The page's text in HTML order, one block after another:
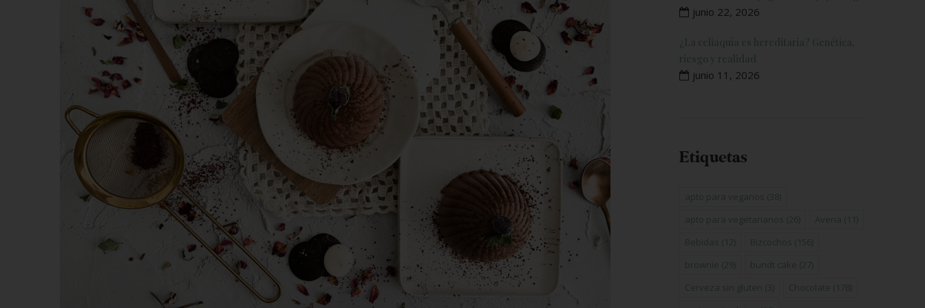
junio 22, 2026
¿La celiaquía es hereditaria? Genética,
riesgo y realidad
junio 11, 2026
Etiquetas
apto para veganos (38)
apto para vegetarianos (26) Avena (11)
Bebidas (12) Bizcochos (156)
brownie (29) bundt cake (27)
Cerveza sin gluten (3) Chocolate (178)